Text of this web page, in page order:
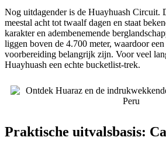
Nog uitdagender is de Huayhuash Circuit.
meestal acht tot twaalf dagen en staat
karakter en adembenemende
liggen boven de 4.700 meter, waardoor
voorbereiding belangrijk zijn. Voor veel
Huayhuash een echte bucketlist-trek.
Praktische uitvalsbasis: